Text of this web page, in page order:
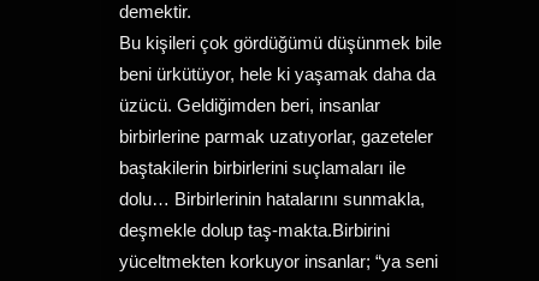
demektir.
Bu kişileri çok gördüğümü düşünmek bile
beni ürkütüyor, hele ki yaşamak daha da
üzücü. Geldiğimden beri, insanlar
birbirlerine parmak uzatıyorlar, gazeteler
baştakilerin birbirlerini suçlamaları ile
dolu… Birbirlerinin hatalarını sunmakla,
deşmekle dolup taş-makta.Birbirini
yüceltmekten korkuyor insanlar; “ya seni